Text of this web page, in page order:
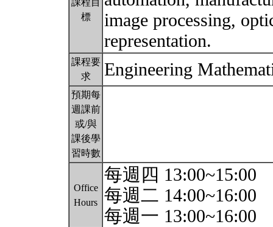
課程目
標
image processing,
representation.
課程要
求
Engineering
預期每
週課前
或/與
課後學
習時數
Office
Hours
每週四 13:00~15:00
每週二 14:00~16:00
每週一 13:00~16:00